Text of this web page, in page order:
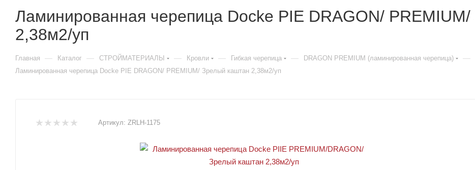
Ламинированная черепица Docke PIE DRAGON/
2,38м2/уп
Главная — Каталог — СТРОЙМАТЕРИАЛЫ — Кровли — Гибкая черепица — DRAGON PREMIUM (ламинированная черепица) —
Ламинированная черепица Docke PIE DRAGON/ PREMIUM/ Зрелый каштан 2,38м2/уп
Артикул: ZRLH-1175